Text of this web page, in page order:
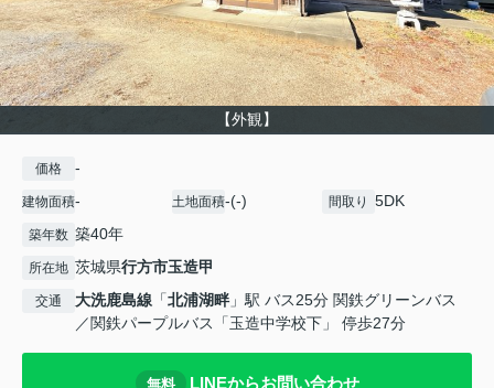
【外観】
価格 -
建物面積- 土地面積-(-) 間取り 5DK
築年数 築40年
所在地 茨城県行方市玉造甲
交通 大洗鹿島線 「北浦湖畔」駅 バス25分 関鉄グリーンバス
／関鉄パープルバス「玉造中学校下」 停歩27分
無料 LINEからお問い合わせ